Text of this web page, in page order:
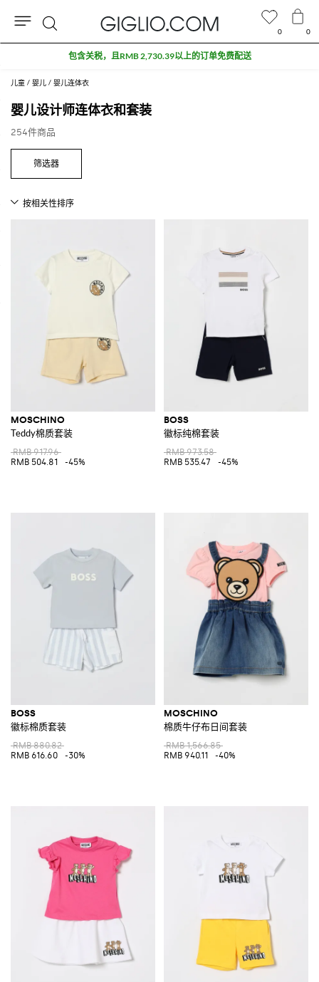
儿童 婴儿 婴儿连体衣
婴儿设计师连体衣和套装
254件商品
MOSCHINO
Teddy棉质套装
RMB 917.96
RMB 504.81
-45%
BOSS
徽标纯棉套装
RMB 973.58
RMB 535.47
-45%
BOSS
徽标棉质套装
RMB 880.82
RMB 616.60
-30%
MOSCHINO
棉质牛仔布日间套装
RMB 1,566.85
RMB 940.11
-40%
0 0
奥特莱斯专区额外九折